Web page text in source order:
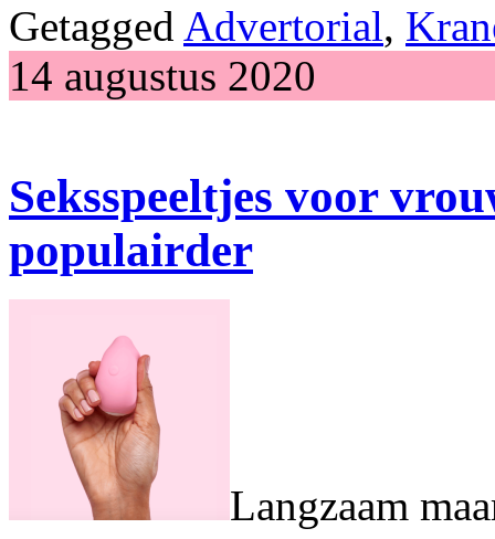
Getagged Advertorial,
14 augustus 2020
Seksspeeltjes voor
populairder
Langzaam